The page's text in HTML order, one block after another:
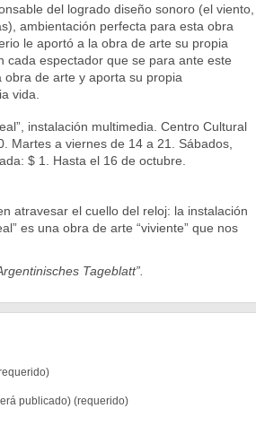
del logrado diseño sonoro (el viento,
ambientación perfecta para esta obra
le aportó a la obra de arte su propia
cada espectador que se para ante este
de arte y aporta su propia
vida.
instalación multimedia. Centro Cultural
Martes a viernes de 14 a 21. Sábados,
$ 1. Hasta el 16 de octubre.
atravesar el cuello del reloj: la instalación
es una obra de arte “viviente” que nos
Tageblatt”.
publicado) (requerido)